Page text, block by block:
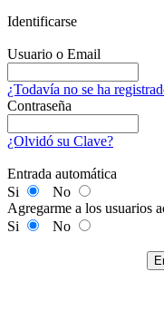
Identificarse
Usuario o Email
¿Todavía no se ha
Contraseña
¿Olvidó su Clave?
Entrada automática
Si
No
Agregarme a los usuarios
Si
No